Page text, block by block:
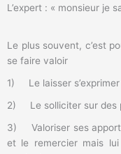
L’expert : « monsieur je
Le plus souvent, c’est
se faire valoir
1) Le laisser s’exprimer
2) Le solliciter sur des
3) Valoriser ses
et le remercier mais